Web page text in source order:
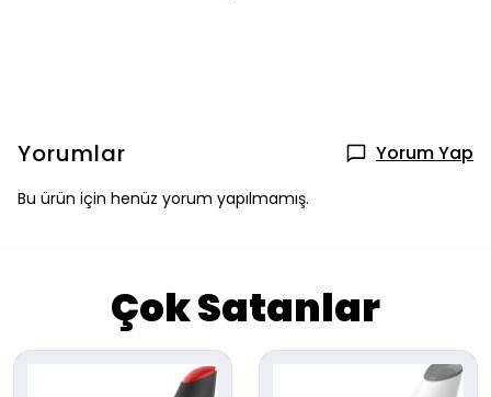
Yorumlar Yorum Yap
Bu ürün için henüz yorum yapılmamış.
Çok Satanlar